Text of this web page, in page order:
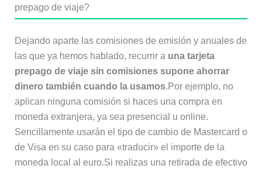
prepago de viaje?
Dejando aparte las comisiones de emisión y anuales de
las que ya hemos hablado, recurrir a una tarjeta
prepago de viaje sin comisiones supone ahorrar
dinero también cuando la usamos.Por ejemplo, no
aplican ninguna comisión si haces una compra en
moneda extranjera, ya sea presencial u online.
Sencillamente usarán el tipo de cambio de Mastercard o
de Visa en su caso para «traducir» el importe de la
moneda local al euro.Si realizas una retirada de efectivo